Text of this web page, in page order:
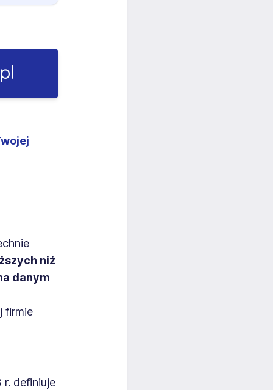
niż
danym
firmie
definiuje